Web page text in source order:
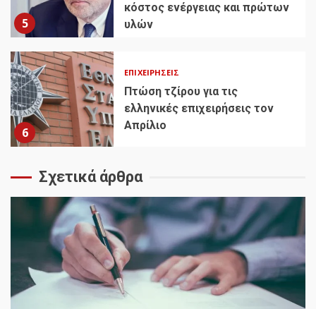
5
κόστος ενέργειας και πρώτων
υλών
6
ΕΠΙΧΕΙΡΉΣΕΙΣ
Πτώση τζίρου για τις
ελληνικές επιχειρήσεις τον
Απρίλιο
Σχετικά άρθρα